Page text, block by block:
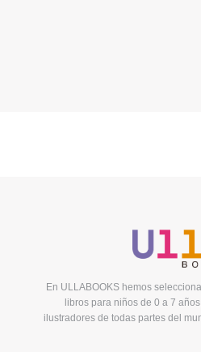
En ULLABOOKS hemos
libros para niños de 0 a 7
ilustradores de todas partes del